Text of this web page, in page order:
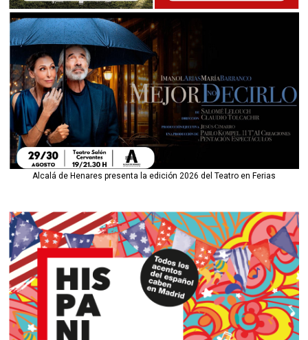
Alcalá de Henares presenta la edición 2026 del Teatro en Ferias